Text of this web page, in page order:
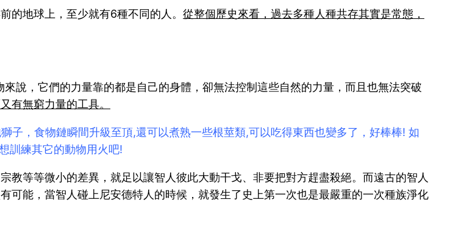
的地球上，至少就有6種不同的人。 從整個歷史來看，過去多種人種共存其實是常態，
說，它們的力量靠的都是自己的身體，卻無法控制這些自然的力量，而且也無法突破
有無窮力量的工具。
子，食物鏈瞬間升級至頂,還可以煮熟一些根莖類,可以吃得東西也變多了，好棒棒! 如
訓練其它的動物用火吧!
教等等微小的差異，就足以讓智人彼此大動干戈、非要把對方趕盡殺絕。而遠古的智人
可能，當智人碰上尼安德特人的時候，就發生了史上第一次也是最嚴重的一次種族淨化